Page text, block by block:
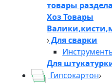
товары раздела
Хоз Товары
Для сварки
Для
Гипсокартон